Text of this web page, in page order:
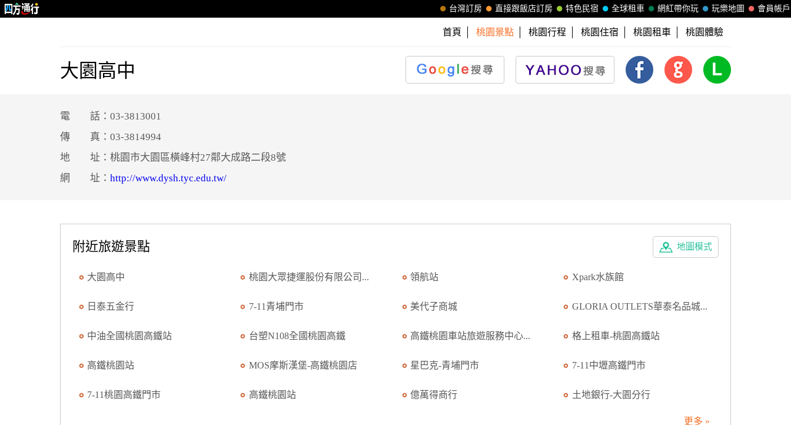
會員帳戶
玩樂地圖
網紅帶你玩
全球租車
特色民宿
直接跟飯店訂房
台灣訂房
首頁 桃園景點 桃園行程 桃園住宿 桃園租車 桃園體驗
大園高中
電 話：03-3813001
傳 真：03-3814994
地 址：桃園市大園區橫峰村27鄰大成路二段8號
網 址： http://www.dysh.tyc.edu.tw/
地圖模式
附近旅遊景點
大園高中 桃園大眾捷運股份有限公司... 領航站 Xpark水族館
日泰五金行 7-11青埔門市 美代子商城 GLORIA OUTLETS華泰名品城...
中油全國桃園高鐵站 台塑N108全國桃園高鐵 高鐵桃園車站旅遊服務中心... 格上租車-桃園高鐵站
高鐵桃園站 MOS摩斯漢堡-高鐵桃園店 星巴克-青埔門市 7-11中壢高鐵門市
7-11桃園高鐵門市 高鐵桃園站 億萬得商行 土地銀行-大園分行
更多 »